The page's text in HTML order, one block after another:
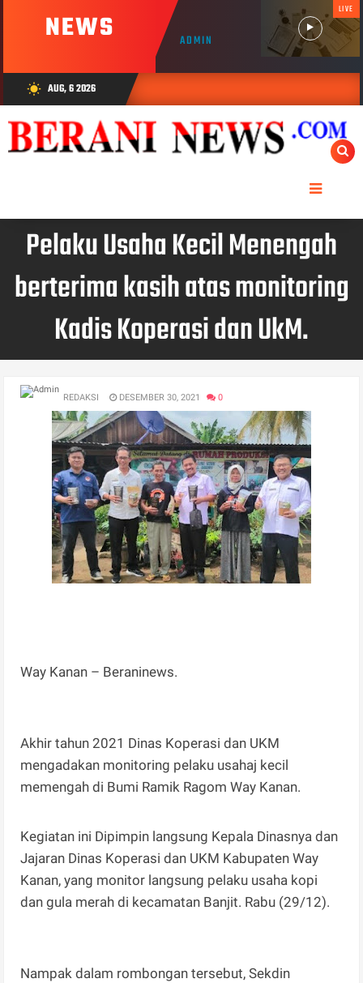
NEWS ADMIN
LIVE
wb_sunny AUG, 6 2026
Pelaku Usaha Kecil Menengah
berterima kasih atas monitoring
Kadis Koperasi dan UkM.
REDAKSI DESEMBER 30, 2021 0
Way Kanan – Beraninews.
Akhir tahun 2021 Dinas Koperasi dan UKM
mengadakan monitoring pelaku usahaj kecil
memengah di Bumi Ramik Ragom Way Kanan.
Kegiatan ini Dipimpin langsung Kepala Dinasnya dan
Jajaran Dinas Koperasi dan UKM Kabupaten Way
Kanan, yang monitor langsung pelaku usaha kopi
dan gula merah di kecamatan Banjit. Rabu (29/12).
Nampak dalam rombongan tersebut, Sekdin